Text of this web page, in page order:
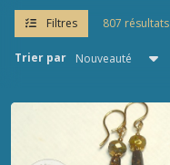
Filtres 807 résultats
Trier par
LAINAGES
CADEAU